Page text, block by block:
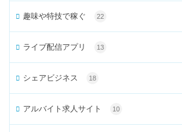
趣味や特技で稼ぐ 22
ライブ配信アプリ 13
シェアビジネス 18
アルバイト求人サイト 10